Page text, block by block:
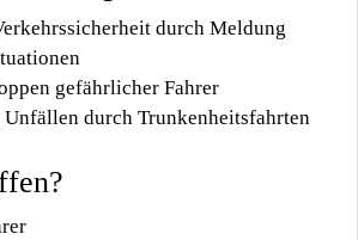
durch Meldung
gefährlicher Fahrer
durch Trunkenheitsfahrten